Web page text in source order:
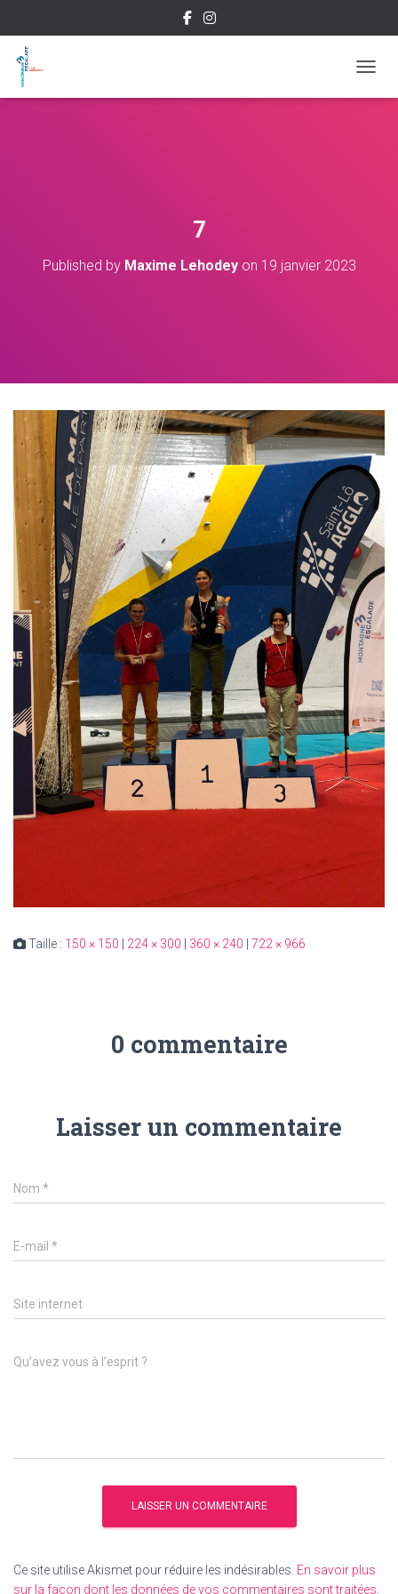
7
Published by Maxime Lehodeyon 19 janvier 2023
Taille : 150 × 150 224 × 300 360 × 240 722 × 966
0 commentaire
Laisser un commentaire
Nom *
E-mail *
Site internet
Qu’avez vous à l’esprit ?
Ce site utilise Akismet pour réduire les indésirables. En savoir plus
sur la façon dont les données de vos commentaires sont traitées.